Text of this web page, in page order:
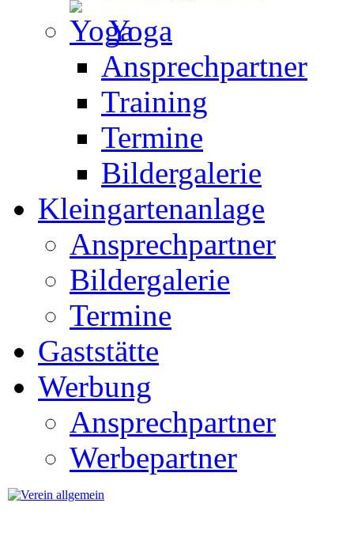
Yoga
Ansprechpartner
Training
Termine
Bildergalerie
Kleingartenanlage
Ansprechpartner
Bildergalerie
Termine
Gaststätte
Werbung
Ansprechpartner
Werbepartner